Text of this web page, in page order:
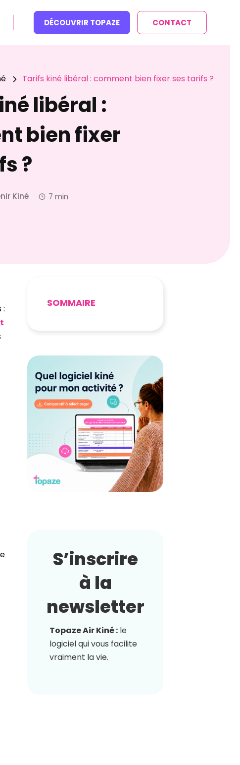
DÉCOUVRIR TOPAZE CONTACT
5 Tarifs kiné libéral : comment bien fixer ses tarifs ?
libéral :
bien fixer
?
Kiné 7 min
:
SOMMAIRE
S’inscrire
à la
newsletter
Topaze Air Kiné :le
logiciel qui vous facilite
vraiment la vie.